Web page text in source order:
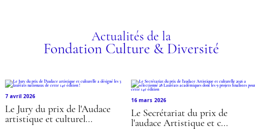
Actualités de la
Fondation Culture & Diversité
7 avril 2026
Le Jury du prix de l'Audace
artistique et culturel...
16 mars 2026
Le Secrétariat du prix de
l'audace Artistique et c...